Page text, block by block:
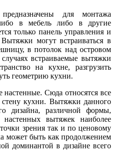
для монтажа
в мебель либо в другие
только панель управления и
могут встраиваться в
в потолок над островом
встраиваемые вытяжки
на кухне, разгрузить
геометрию кухни.
настенные. Сюда относятся все
кухни. Вытяжки данного
дизайна, различной формы,
вытяжек наиболее
зрения так и по ценовому
может быть как продолжением
доминантой в дизайне всего